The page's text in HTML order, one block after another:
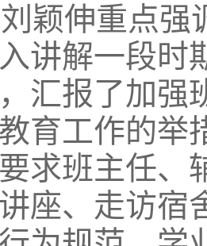
颖伸重点强
讲解一段时
汇报了加强
育工作的举
求班主任、
座、走访宿